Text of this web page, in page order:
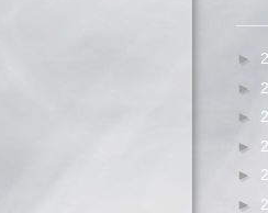
►
►
►
►
►
►